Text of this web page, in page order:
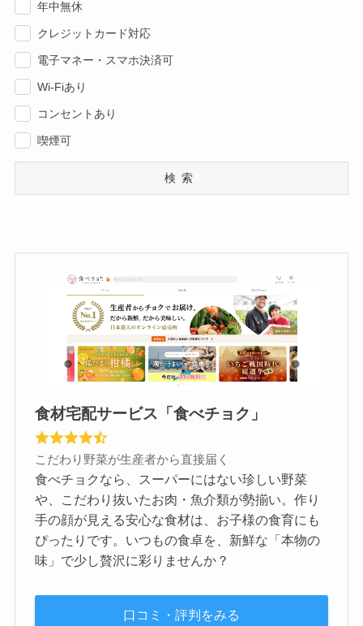
年中無休
クレジットカード対応
電子マネー・スマホ決済可
Wi-Fiあり
コンセントあり
喫煙可
検索
食材宅配サービス「食べチョク」
こだわり野菜が生産者から直接届く
食べチョクなら、スーパーにはない珍しい野菜
や、こだわり抜いたお肉・魚介類が勢揃い。作り
手の顔が見える安心な食材は、お子様の食育にも
ぴったりです。いつもの食卓を、新鮮な「本物の
味」で少し贅沢に彩りませんか？
口コミ・評判をみる